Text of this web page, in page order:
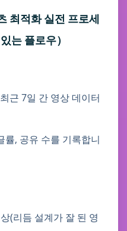
최적화 실전 프로세
는 플로우）
근 7일 간 영상 데이터
률, 공유 수를 기록합니
(리듬 설계가 잘 된 영